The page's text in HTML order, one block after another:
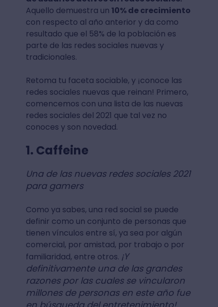
Aquello demuestra un 10% de crecimiento
con respecto al año anterior y da como
resultado que el 58% de la población es
parte de las redes sociales nuevas y
tradicionales.
Retoma tu faceta sociable, y ¡conoce las
redes sociales nuevas que reinan! Primero,
comencemos con una lista de las nuevas
redes sociales del 2021 que tal vez no
conoces y son novedad.
1. Caffeine
Una de las nuevas redes sociales 2021
para gamers
Como ya sabes, una red social se puede
definir como un conjunto de personas que
tienen vínculos entre sí, ya sea por algún
comercial, por amistad, por trabajo o por
familiaridad, entre otros. ¡Y
definitivamente una de las grandes
razones por las cuales se vincularon
millones de personas en este año fue